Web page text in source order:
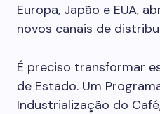
Europa, Japão e EUA,
novos canais de
É preciso transformar
de Estado. Um
Industrialização do